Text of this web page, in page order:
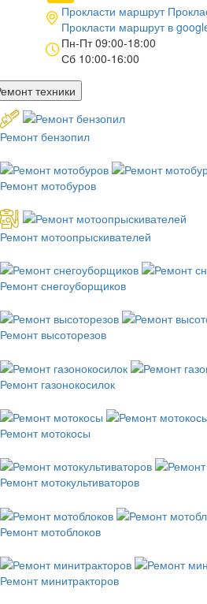
Прокласти маршрут
Прокласти маршрут в
Пн-Пт 09:00-18:00
Сб 10:00-16:00
техники
Ремонт бензопил
Ремонт мотобуров
Ремонт мотоопрыскивателей
Ремонт снегоуборщиков
Ремонт высоторезов
Ремонт газонокосилок
Ремонт мотокосы
Ремонт мотокультиваторов
Ремонт мотоблоков
Ремонт минитракторов